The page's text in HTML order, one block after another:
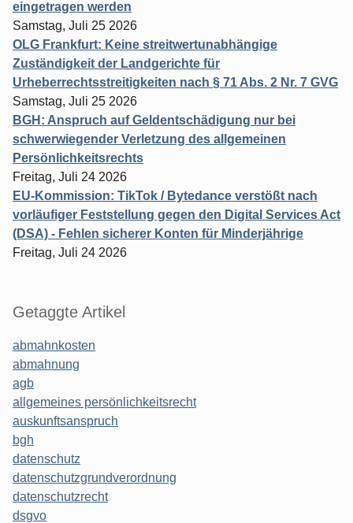
eingetragen werden
Samstag, Juli 25 2026
OLG Frankfurt: Keine streitwertunabhängige
Zuständigkeit der Landgerichte für
Urheberrechtsstreitigkeiten nach § 71 Abs. 2 Nr. 7 GVG
Samstag, Juli 25 2026
BGH: Anspruch auf Geldentschädigung nur bei
schwerwiegender Verletzung des allgemeinen
Persönlichkeitsrechts
Freitag, Juli 24 2026
EU-Kommission: TikTok / Bytedance verstößt nach
vorläufiger Feststellung gegen den Digital Services Act
(DSA) - Fehlen sicherer Konten für Minderjährige
Freitag, Juli 24 2026
Getaggte Artikel
abmahnkosten
abmahnung
agb
allgemeines persönlichkeitsrecht
auskunftsanspruch
bgh
datenschutz
datenschutzgrundverordnung
datenschutzrecht
dsgvo